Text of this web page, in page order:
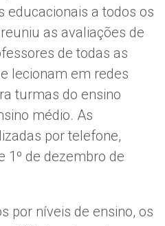
educacionais a todos os
as avaliações de
de todas as
lecionam em redes
turmas do ensino
médio. As
por telefone,
1º de dezembro de
por níveis de ensino, os